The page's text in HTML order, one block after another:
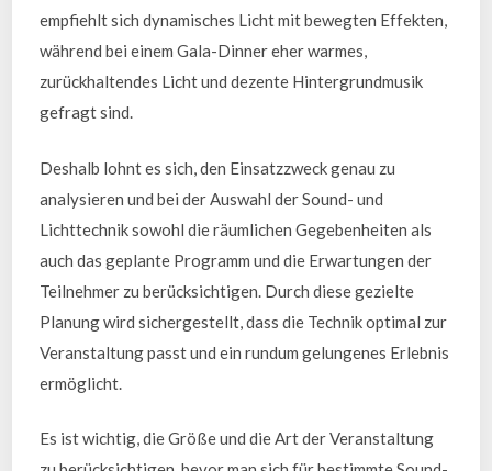
empfiehlt sich dynamisches Licht mit bewegten Effekten,
während bei einem Gala-Dinner eher warmes,
zurückhaltendes Licht und dezente Hintergrundmusik
gefragt sind.
Deshalb lohnt es sich, den Einsatzzweck genau zu
analysieren und bei der Auswahl der Sound- und
Lichttechnik sowohl die räumlichen Gegebenheiten als
auch das geplante Programm und die Erwartungen der
Teilnehmer zu berücksichtigen. Durch diese gezielte
Planung wird sichergestellt, dass die Technik optimal zur
Veranstaltung passt und ein rundum gelungenes Erlebnis
ermöglicht.
Es ist wichtig, die Größe und die Art der Veranstaltung